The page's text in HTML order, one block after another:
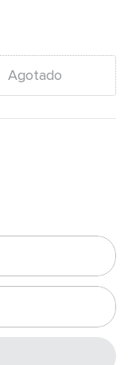
Agotado